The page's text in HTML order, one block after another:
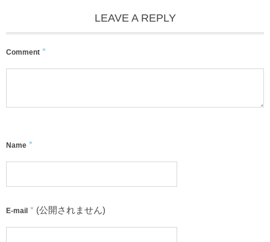
LEAVE A REPLY
Comment *
Name *
E-mail * (公開されません)